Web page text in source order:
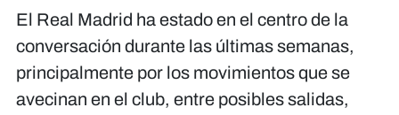
El Real Madrid ha estado en el centro de la
conversación durante las últimas semanas,
principalmente por los movimientos que se
avecinan en el club, entre posibles salidas,